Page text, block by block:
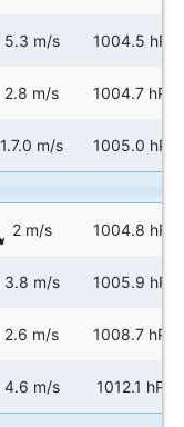
5.3 m/s 1004.5 hPa
2.8 m/s 1004.7 hPa
1.7.0 m/s 1005.0 hPa
2 m/s 1004.8 hPa
3.8 m/s 1005.9 hPa
2.6 m/s 1008.7 hPa
4.6 m/s 1012.1 hPa